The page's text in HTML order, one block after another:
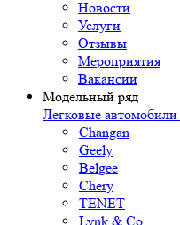
Новости
Услуги
Отзывы
Мероприятия
Вакансии
Модельный ряд
Легковые автомобили
Changan
Geely
Belgee
Chery
TENET
Lynk & Co